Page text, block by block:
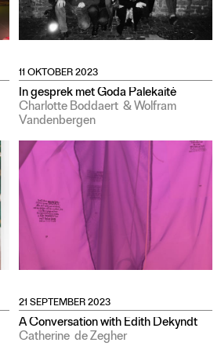
11 OKTOBER 2023
In gesprek met Goda Palekaitė
Charlotte Boddaert & Wolfram
Vandenbergen
21 SEPTEMBER 2023
A Conversation with Edith Dekyndt
Catherine de Zegher